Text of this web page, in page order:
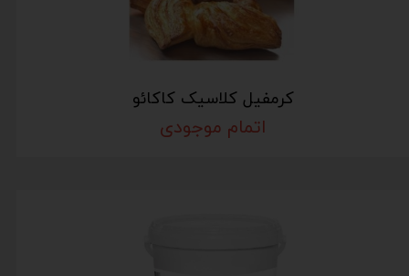
کرمفیل کلاسیک کاکائو
اتمام موجودی